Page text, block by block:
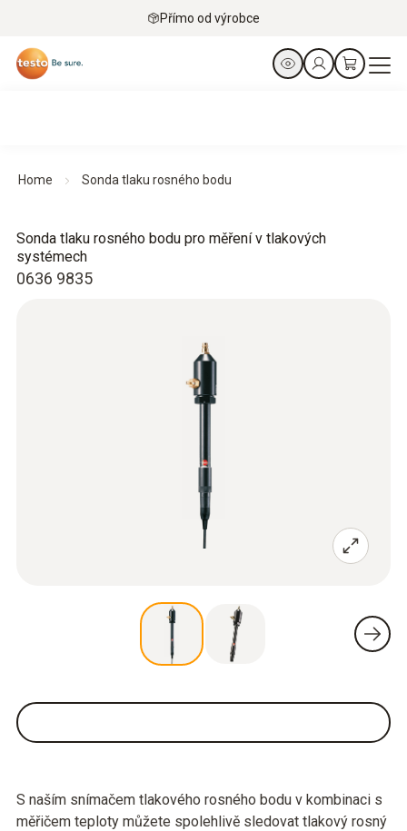
Přímo od výrobce
Home Sonda tlaku rosného bodu
0636 9835
Sonda tlaku rosného bodu pro měření v tlakových
systémech
S naším snímačem tlakového rosného bodu v kombinaci s
měřičem teploty můžete spolehlivě sledovat tlakový rosný